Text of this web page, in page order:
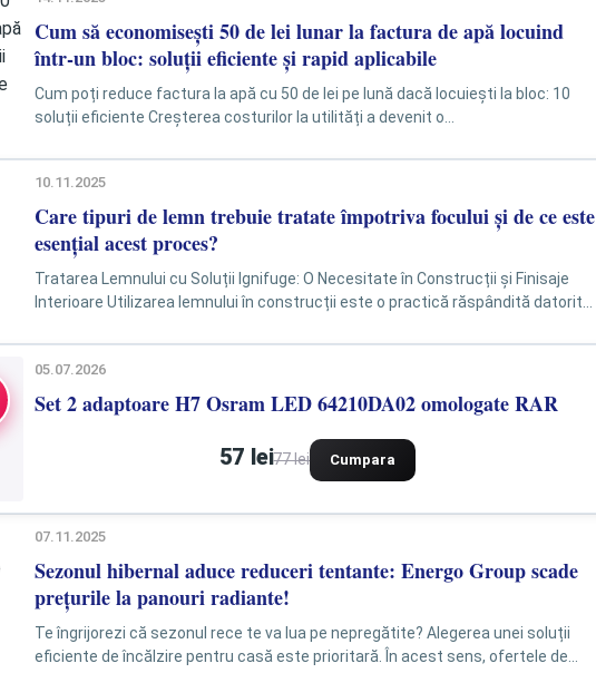
Cum să economisești 50 de lei lunar la factura de apă locuind
într-un bloc: soluții eficiente și rapid aplicabile
Cum poți reduce factura la apă cu 50 de lei pe lună dacă locuiești la bloc: 10
soluții eficiente Creșterea costurilor la utilități a devenit o...
10.11.2025
Care tipuri de lemn trebuie tratate împotriva focului și de ce este
esențial acest proces?
Tratarea Lemnului cu Soluții Ignifuge: O Necesitate în Construcții și Finisaje
Interioare Utilizarea lemnului în construcții este o practică răspândită datorită
05.07.2026
Set 2 adaptoare H7 Osram LED 64210DA02 omologate RAR
57 lei77 lei Cumpara
07.11.2025
Sezonul hibernal aduce reduceri tentante: Energo Group scade
prețurile la panouri radiante!
Te îngrijorezi că sezonul rece te va lua pe nepregătite? Alegerea unei soluții
eficiente de încălzire pentru casă este prioritară. În acest sens, ofertele de...